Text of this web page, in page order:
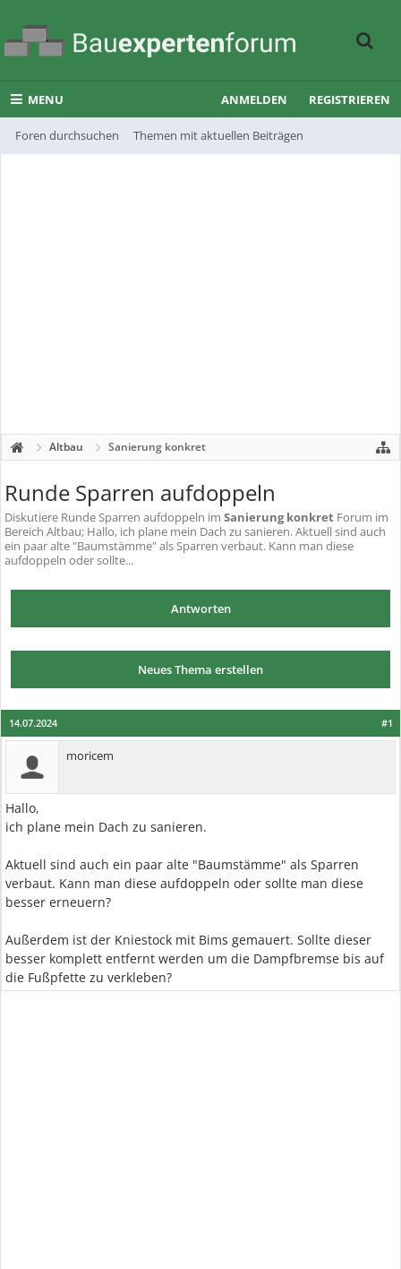
MENU
Foren durchsuchen Themen mit aktuellen Beiträgen
ANMELDEN REGISTRIEREN
Altbau Sanierung konkret
Runde Sparren aufdoppeln
Diskutiere Runde Sparren aufdoppeln im Sanierung konkret Forum im
Bereich Altbau; Hallo, ich plane mein Dach zu sanieren. Aktuell sind auch
ein paar alte "Baumstämme" als Sparren verbaut. Kann man diese
aufdoppeln oder sollte...
Antworten
Neues Thema erstellen
#1
14.07.2024
moricem
Hallo,
ich plane mein Dach zu sanieren.
Aktuell sind auch ein paar alte "Baumstämme" als Sparren
verbaut. Kann man diese aufdoppeln oder sollte man diese
besser erneuern?
Außerdem ist der Kniestock mit Bims gemauert. Sollte dieser
besser komplett entfernt werden um die Dampfbremse bis auf
die Fußpfette zu verkleben?